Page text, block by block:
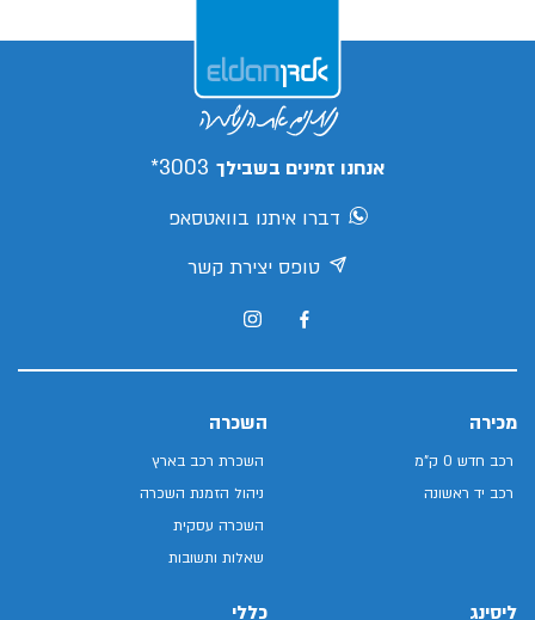
אנחנו זמינים בשבילך 3003*
דברו איתנו בוואטסאפ
טופס יצירת קשר
מכירה
רכב חדש 0 ק"מ
רכב יד ראשונה
השכרה
השכרת רכב בארץ
ניהול הזמנת השכרה
השכרה עסקית
שאלות ותשובות
ליסינג כללי